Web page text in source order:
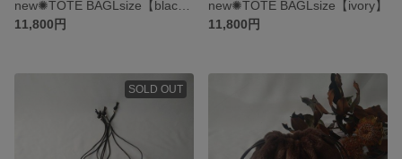
11,800円
new✺TOTE BAGLsize【ivory】
11,800円
SOLD OUT